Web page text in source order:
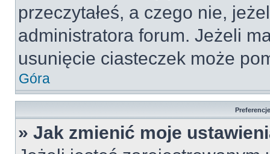
przeczytałeś, a czego nie,
administratora forum. Jeżeli
usunięcie ciasteczek może
Góra
» Jak zmienić moje